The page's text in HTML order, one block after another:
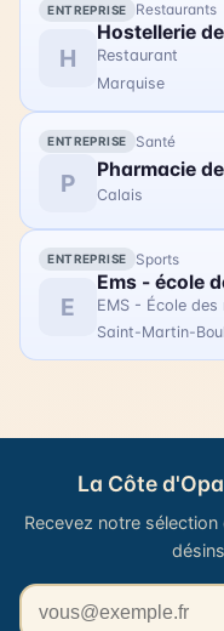
soirée est
partager un
gravelinoise. Les
les adultes, 12€
enfants). Vous
Rejoignez les
anniversaire !
ENTREPRISE Restaurants
H
Restaurant
Marquise
ENTREPRISE Santé
P Pharmacie
Calais
ENTREPRISE Sports
E
EMS - École
Saint-Martin-
La Côte
Recevez notre